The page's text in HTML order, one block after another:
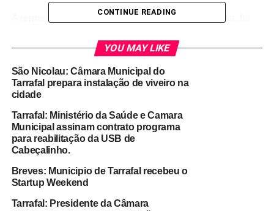
A representante do grupo vencedora, Heidy Medina, foi
horas de trabalhos intensivo”. Este projeto é viável para
Medina que “pretendem avançar como o projeto, já que
tem uma parte do financiamento garantido.
De acordo com a Política de Câmara Municipal do
Tarrafal em apoiar o empreendedorismo jovem, os
vencedores receberam da instituição 30 porcento do
O 2º classificado foi o grupo “Mestê bú Xomon”, que é
projecto de prestação de serviços e manutenção, e o 3ª
CONTINUE READING
YOU MAY LIKE
São Nicolau: Câmara Municipal do
Tarrafal prepara instalação de viveiro na
cidade
Tarrafal: Ministério da Saúde e Camara
Municipal assinam contrato programa
para reabilitação da USB de
Cabeçalinho.
Breves: Municipio de Tarrafal recebeu o
Startup Weekend
Tarrafal: Presidente da Câmara